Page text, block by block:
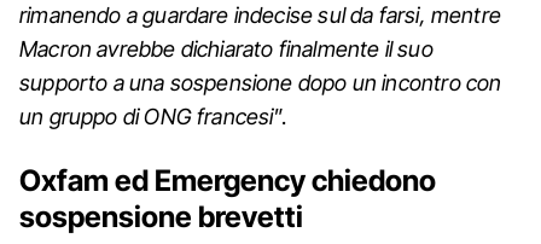
rimanendo a guardare indecise sul da farsi, mentre
Macron avrebbe dichiarato finalmente il suo
supporto a una sospensione dopo un incontro con
un gruppo di ONG francesi”.
Oxfam ed Emergency chiedono
sospensione brevetti